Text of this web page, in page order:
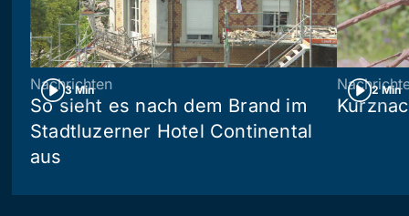
3 Min
Nachrichten
So sieht es nach dem Brand im
Stadtluzerner Hotel Continental
aus
2 Min